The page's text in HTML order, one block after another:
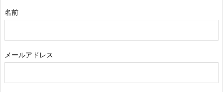
名前
メールアドレス